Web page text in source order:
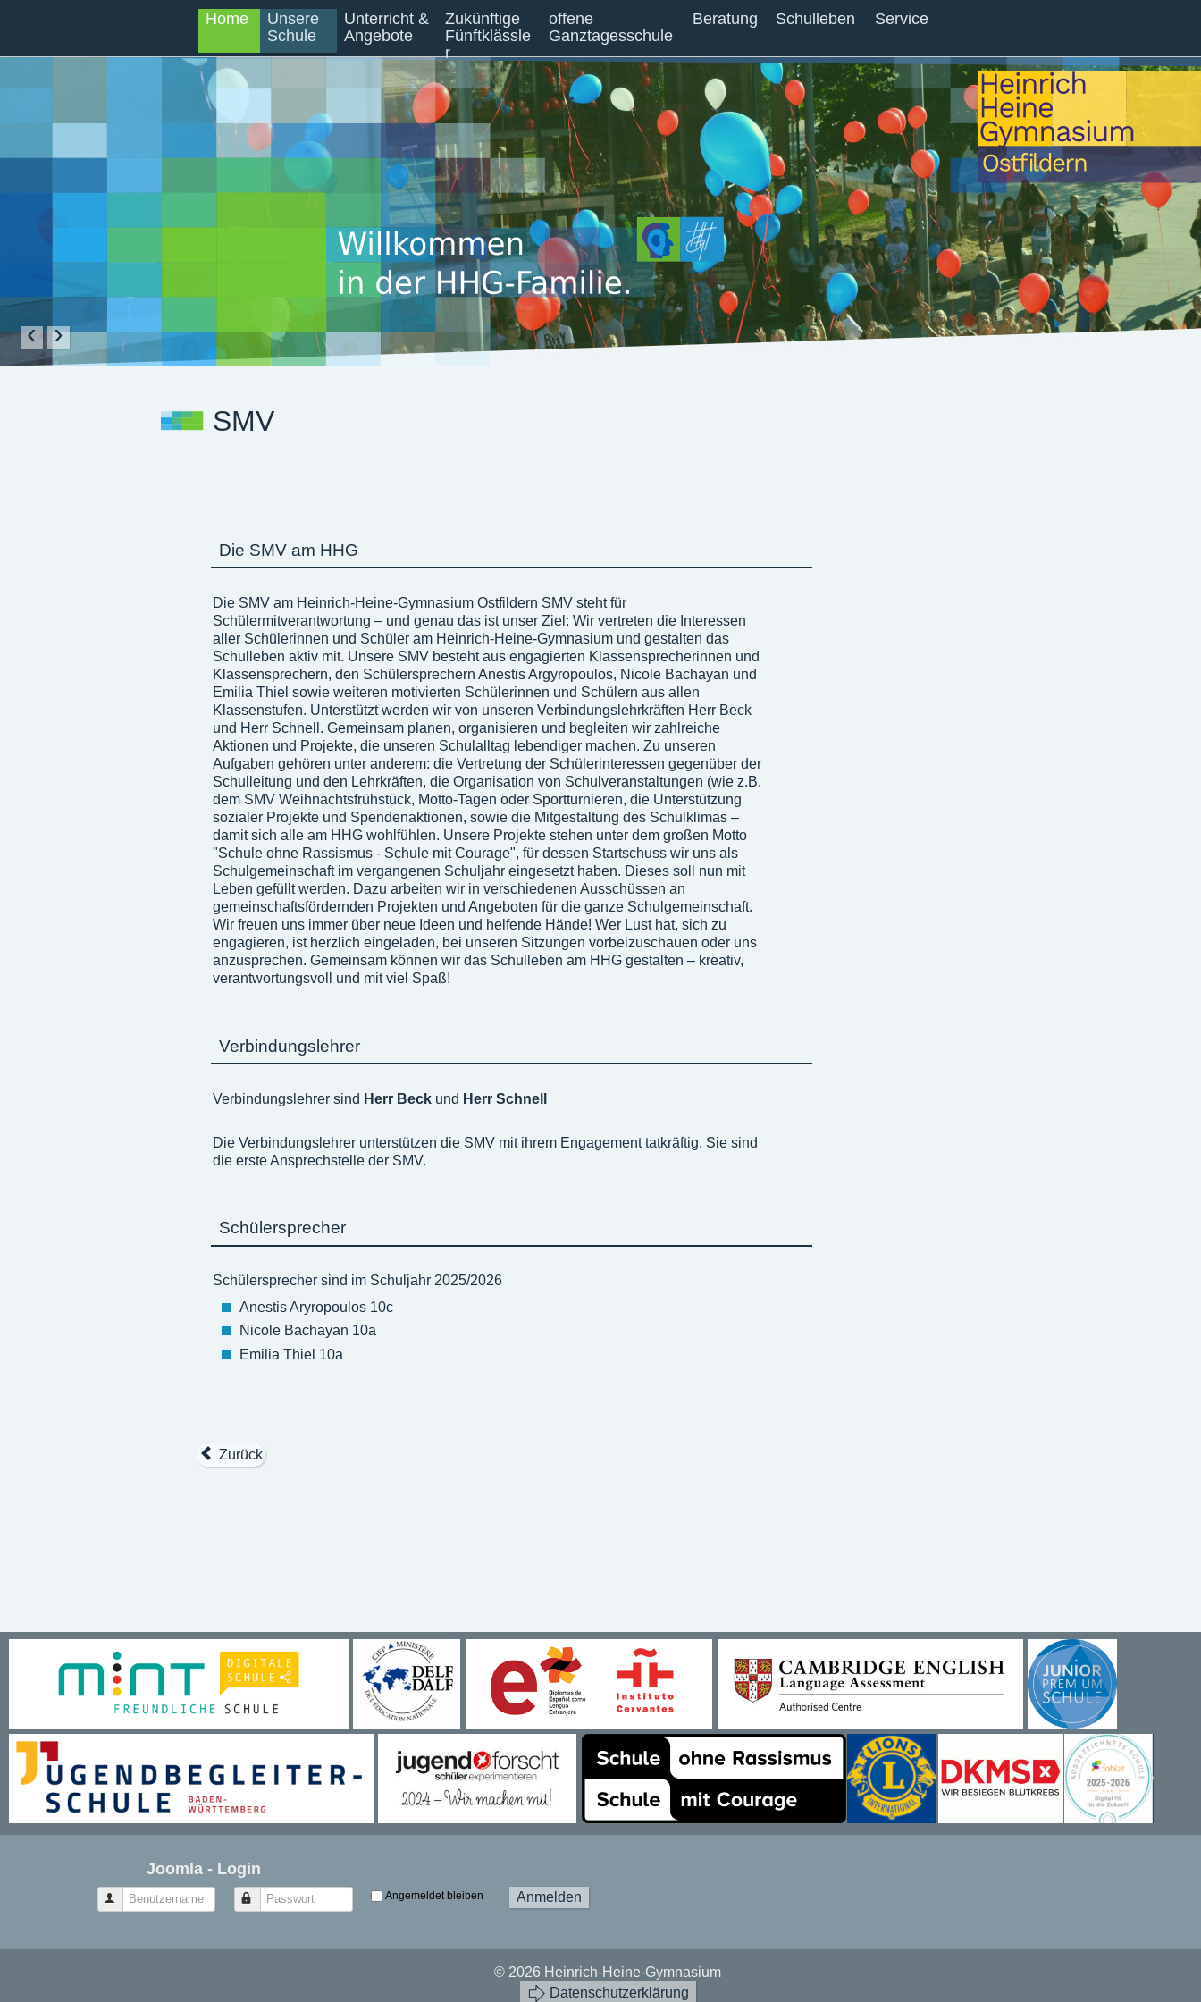
Home
Unsere
Schule
Unterricht &
Angebote
Zukünftige
Fünftklässle
r
offene
Ganztagesschule
Beratung Schulleben Service
‹ ›
SMV
Die SMV am HHG
Die SMV am Heinrich-Heine-Gymnasium Ostfildern SMV steht für
Schülermitverantwortung – und genau das ist unser Ziel: Wir vertreten die Interessen
aller Schülerinnen und Schüler am Heinrich-Heine-Gymnasium und gestalten das
Schulleben aktiv mit. Unsere SMV besteht aus engagierten Klassensprecherinnen und
Klassensprechern, den Schülersprechern Anestis Argyropoulos, Nicole Bachayan und
Emilia Thiel sowie weiteren motivierten Schülerinnen und Schülern aus allen
Klassenstufen. Unterstützt werden wir von unseren Verbindungslehrkräften Herr Beck
und Herr Schnell. Gemeinsam planen, organisieren und begleiten wir zahlreiche
Aktionen und Projekte, die unseren Schulalltag lebendiger machen. Zu unseren
Aufgaben gehören unter anderem: die Vertretung der Schülerinteressen gegenüber der
Schulleitung und den Lehrkräften, die Organisation von Schulveranstaltungen (wie z.B.
dem SMV Weihnachtsfrühstück, Motto-Tagen oder Sportturnieren, die Unterstützung
sozialer Projekte und Spendenaktionen, sowie die Mitgestaltung des Schulklimas –
damit sich alle am HHG wohlfühlen. Unsere Projekte stehen unter dem großen Motto
"Schule ohne Rassismus - Schule mit Courage", für dessen Startschuss wir uns als
Schulgemeinschaft im vergangenen Schuljahr eingesetzt haben. Dieses soll nun mit
Leben gefüllt werden. Dazu arbeiten wir in verschiedenen Ausschüssen an
gemeinschaftsfördernden Projekten und Angeboten für die ganze Schulgemeinschaft.
Wir freuen uns immer über neue Ideen und helfende Hände! Wer Lust hat, sich zu
engagieren, ist herzlich eingeladen, bei unseren Sitzungen vorbeizuschauen oder uns
anzusprechen. Gemeinsam können wir das Schulleben am HHG gestalten – kreativ,
verantwortungsvoll und mit viel Spaß!
Verbindungslehrer
Verbindungslehrer sind Herr Beck und Herr Schnell
Die Verbindungslehrer unterstützen die SMV mit ihrem Engagement tatkräftig. Sie sind
die erste Ansprechstelle der SMV.
Schülersprecher
Schülersprecher sind im Schuljahr 2025/2026
Anestis Aryropoulos 10c
Nicole Bachayan 10a
Emilia Thiel 10a
Zurück
Joomla - Login
Benutzername Passwort Angemeldet bleiben Anmelden
© 2026 Heinrich-Heine-Gymnasium
Datenschutzerklärung